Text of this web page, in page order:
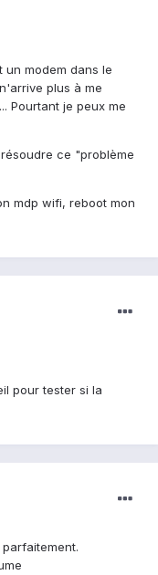
un modem dans le
plus à me
Pourtant je peux me
ce "problème
mdp wifi, reboot mon
pour tester si la